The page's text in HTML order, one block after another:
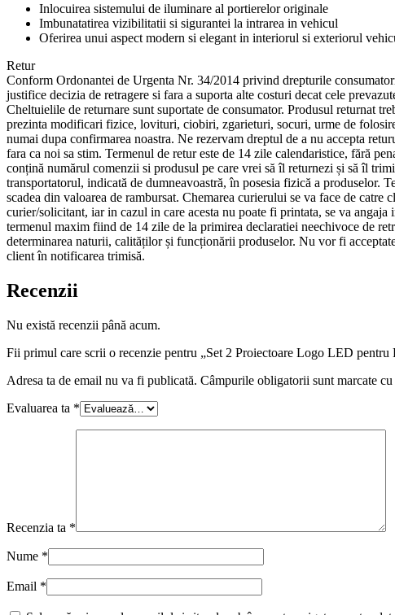
Inlocuirea sistemului de iluminare al portierelor originale
Imbunatatirea vizibilitatii si sigurantei la intrarea in vehicul
Oferirea unui aspect modern si elegant in interiorul si exteriorul
Retur
Conform Ordonantei de Urgenta Nr. 34/2014 privind drepturile
justifice decizia de retragere si fara a suporta alte costuri decat cele
Cheltuielile de returnare sunt suportate de consumator. Produsul returnat
prezinta modificari fizice, lovituri, ciobiri, zgarieturi, socuri, urme de
numai dupa confirmarea noastra. Ne rezervam dreptul de a nu accepta
fara ca noi sa stim. Termenul de retur este de 14 zile calendaristice, fără
conțină numărul comenzii si produsul pe care vrei să îl returnezi și să îl
transportatorul, indicată de dumneavoastră, în posesia fizică a produselor.
scadea din valoarea de rambursat. Chemarea curierului se va face de
curier/solicitant, iar in cazul in care acesta nu poate fi printata, se va
termenul maxim fiind de 14 zile de la primirea declaratiei neechivoce de
determinarea naturii, calităților și funcționării produselor. Nu vor fi
client în notificarea trimisă.
Recenzii
Nu există recenzii până acum.
Fii primul care scrii o recenzie pentru „Set 2 Proiectoare Logo LED
Adresa ta de email nu va fi publicată. Câmpurile obligatorii sunt marcate cu
Evaluarea ta *
Recenzia ta *
Nume *
Email *